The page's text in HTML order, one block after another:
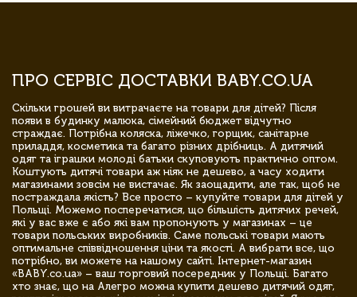
ПРО СЕРВІС ДОСТАВКИ BABY.CO.UA
Скільки грошей ви витрачаєте на товари для дітей? Після
появи в будинку малюка, сімейний бюджет відчутно
страждає. Потрібна коляска, ліжечко, горщик, санітарне
приладдя, косметика та багато різних дрібниць. А дитячий
одяг та іграшки молоді батьки скуповують практично оптом.
Коштують дитячі товари аж ніяк не дешево, а часу ходити
магазинами зовсім не вистачає. Як заощадити, але так, щоб не
постраждала якість? Все просто – купуйте товари для дітей у
Польщі. Можемо посперечатися, що більшість дитячих речей,
які у вас вже є або які вам пропонують у магазинах – це
товари польських виробників. Саме польські товари мають
оптимальне співвідношення ціни та якості. А вибрати все, що
потрібно, ви можете на нашому сайті. Інтернет-магазин
«BABY.co.ua» – ваш торговий посередник у Польщі. Багато
хто знає, що на Алегро можна купити дешево дитячий одяг,